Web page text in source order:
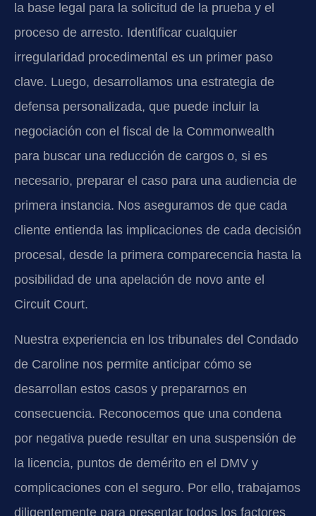
la base legal para la solicitud de la prueba y el
proceso de arresto. Identificar cualquier
irregularidad procedimental es un primer paso
clave. Luego, desarrollamos una estrategia de
defensa personalizada, que puede incluir la
negociación con el fiscal de la Commonwealth
para buscar una reducción de cargos o, si es
necesario, preparar el caso para una audiencia de
primera instancia. Nos aseguramos de que cada
cliente entienda las implicaciones de cada decisión
procesal, desde la primera comparecencia hasta la
posibilidad de una apelación de novo ante el
Circuit Court.
Nuestra experiencia en los tribunales del Condado
de Caroline nos permite anticipar cómo se
desarrollan estos casos y prepararnos en
consecuencia. Reconocemos que una condena
por negativa puede resultar en una suspensión de
la licencia, puntos de demérito en el DMV y
complicaciones con el seguro. Por ello, trabajamos
diligentemente para presentar todos los factores